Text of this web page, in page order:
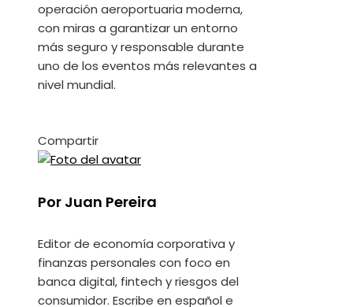
operación aeroportuaria moderna,
con miras a garantizar un entorno
más seguro y responsable durante
uno de los eventos más relevantes a
nivel mundial.
Compartir
Facebook
Twitter
LinkedIn
Pinterest
Stumbleupon
Email
Por Juan Pereira
Editor de economía corporativa y
finanzas personales con foco en
banca digital, fintech y riesgos del
consumidor. Escribe en español e